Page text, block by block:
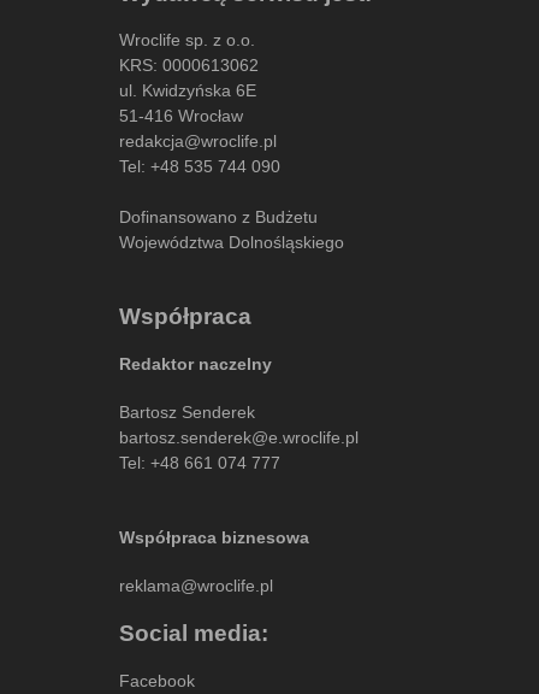
Wroclife sp. z o.o.
KRS: 0000613062
ul. Kwidzyńska 6E
51-416 Wrocław
redakcja@wroclife.pl
Tel: +48 535 744 090
Dofinansowano z Budżetu
Województwa Dolnośląskiego
Współpraca
Redaktor naczelny
Bartosz Senderek
bartosz.senderek@e.wroclife.pl
Tel: +48 661 074 777
Współpraca biznesowa
reklama@wroclife.pl
Social media:
Facebook